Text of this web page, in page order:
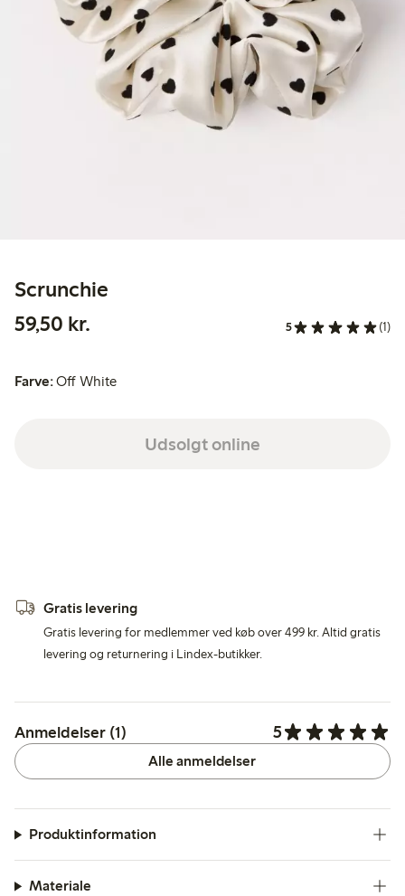
Scrunchie
59,50 kr.
5 (1)
Farve:Off White
Udsolgt online
Gratis levering
Gratis levering for medlemmer ved køb over 499 kr. Altid gratis
levering og returnering i Lindex-butikker.
Anmeldelser (1) 5
Alle anmeldelser
Produktinformation
Materiale